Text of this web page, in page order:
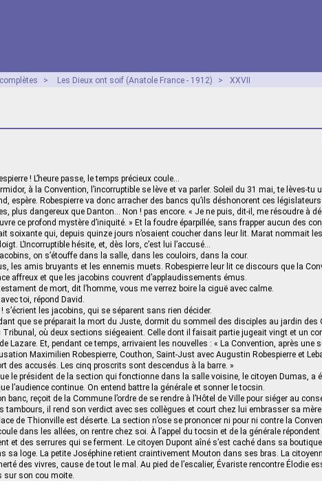
> Les Dieux ont soif (Anatole France - 1912) > XXVII
! L’heure passe, le temps précieux coule…
à la Convention, l’incorruptible se lève et va parler. Soleil du 31 mai, te lèves-tu
espère. Robespierre va donc arracher des bancs qu’ils déshonorent ces
plus dangereux que Danton… Non ! pas encore. « Je ne puis, dit-il, me résoudre à
ce profond mystère d’iniquité. » Et la foudre éparpillée, sans frapper aucun des
soixante qui, depuis quinze jours n’osaient coucher dans leur lit. Marat nommait
L’Incorruptible hésite, et, dès lors, c’est lui l’accusé…
on s’étouffe dans la salle, dans les couloirs, dans la cour.
les amis bruyants et les ennemis muets. Robespierre leur lit ce discours que la
affreux et que les jacobins couvrent d’applaudissements émus.
de mort, dit l’homme, vous me verrez boire la ciguë avec calme.
toi, répond David.
s’écrient les jacobins, qui se séparent sans rien décider.
que se préparait la mort du Juste, dormit du sommeil des disciples au jardin des
Tribunal, où deux sections siégeaient. Celle dont il faisait partie jugeait vingt et un
Lazare. Et, pendant ce temps, arrivaient les nouvelles : « La Convention, après une
Maximilien Robespierre, Couthon, Saint-Just avec Augustin Robespierre et
des accusés. Les cinq proscrits sont descendus à la barre. »
le président de la section qui fonctionne dans la salle voisine, le citoyen Dumas, a
l’audience continue. On entend battre la générale et sonner le tocsin.
banc, reçoit de la Commune l’ordre de se rendre à l’Hôtel de Ville pour siéger au
tambours, il rend son verdict avec ses collègues et court chez lui embrasser sa
de Thionville est déserte. La section n’ose se prononcer ni pour ni contre la
dans les allées, on rentre chez soi. À l’appel du tocsin et de la générale
et des serrures qui se ferment. Le citoyen Dupont aîné s’est caché dans sa
sa loge. La petite Joséphine retient craintivement Mouton dans ses bras. La
des vivres, cause de tout le mal. Au pied de l’escalier, Évariste rencontre Élodie
sur son cou moite.